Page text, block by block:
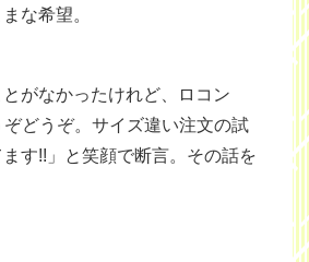
な希望。
がなかったけれど、ロコン
ぞどうぞ。サイズ違い注文の試
す!!」と笑顔で断言。その話を